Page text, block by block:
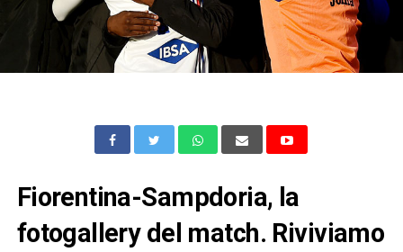
Fiorentina-Sampdoria, la
fotogallery del match. Riviviamo